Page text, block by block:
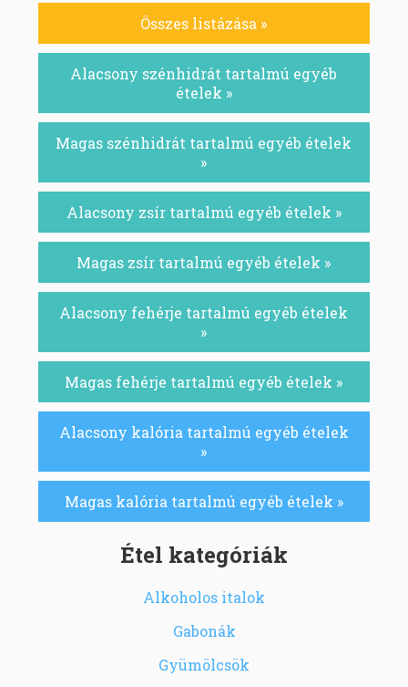
Összes listázása »
Alacsony szénhidrát tartalmú egyéb
ételek »
Magas szénhidrát tartalmú egyéb ételek
»
Alacsony zsír tartalmú egyéb ételek »
Magas zsír tartalmú egyéb ételek »
Alacsony fehérje tartalmú egyéb ételek
»
Magas fehérje tartalmú egyéb ételek »
Alacsony kalória tartalmú egyéb ételek
»
Magas kalória tartalmú egyéb ételek »
Étel kategóriák
Alkoholos italok
Gabonák
Gyümölcsök